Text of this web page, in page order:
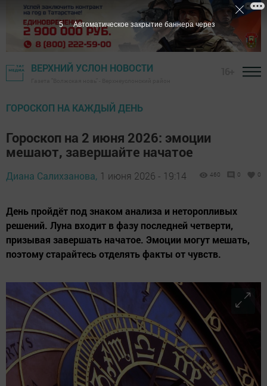
ВЕРХНИЙ УСЛОН НОВОСТИ
ГОРОСКОП НА КАЖДЫЙ ДЕНЬ
Гороскоп на 2 июня 2026: эмоции
мешают, завершайте начатое
Диана Салихзанова, 1 июня 2026 - 19:14 460 0 0
День пройдёт под знаком анализа и неторопливых
решений. Луна входит в фазу последней четверти,
призывая завершать начатое. Эмоции могут мешать,
поэтому старайтесь отделять факты от чувств.
4 Автоматическое закрытие баннера через